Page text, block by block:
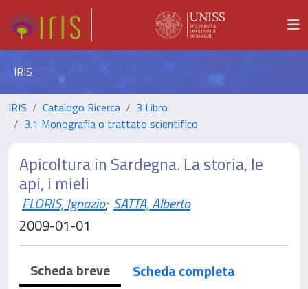
IRIS
IRIS Catalogo Ricerca
3 Libro
3.1 Monografia o trattato scientifico
Apicoltura in Sardegna. La storia, le
api, i mieli
FLORIS, Ignazio; SATTA, Alberto
2009-01-01
Scheda breve
Scheda completa